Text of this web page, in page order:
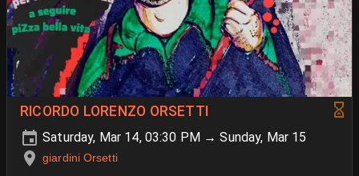
RICORDO LORENZO ORSETTI
Saturday, Mar 14, 03:30 PM → Sunday, Mar 15
giardini Orsetti